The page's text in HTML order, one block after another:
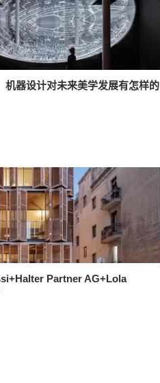
机器设计对未来美学发展有怎样的
Partner AG+Lola